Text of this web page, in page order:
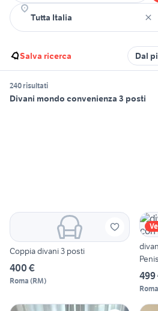
Salva ricerca Dal
240 risultati
Divani mondo convenienza 3 posti
Coppia divani 3 posti
400 €
Roma (RM) 499
Roma